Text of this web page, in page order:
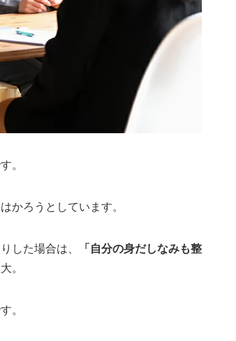
。
かろうとしています。
した場合は、
「自分の身だしなみも整
。
。